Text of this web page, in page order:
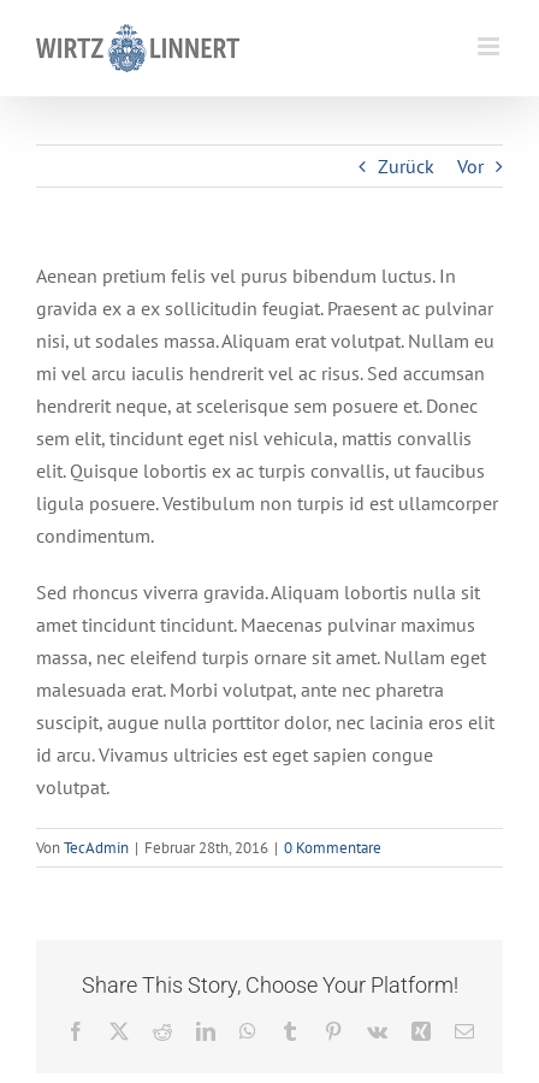
Zurück Vor
Aenean pretium felis vel purus bibendum luctus. In
gravida ex a ex sollicitudin feugiat. Praesent ac pulvinar
nisi, ut sodales massa. Aliquam erat volutpat. Nullam eu
mi vel arcu iaculis hendrerit vel ac risus. Sed accumsan
hendrerit neque, at scelerisque sem posuere et. Donec
sem elit, tincidunt eget nisl vehicula, mattis convallis
elit. Quisque lobortis ex ac turpis convallis, ut faucibus
ligula posuere. Vestibulum non turpis id est ullamcorper
condimentum.
Sed rhoncus viverra gravida. Aliquam lobortis nulla sit
amet tincidunt tincidunt. Maecenas pulvinar maximus
massa, nec eleifend turpis ornare sit amet. Nullam eget
malesuada erat. Morbi volutpat, ante nec pharetra
suscipit, augue nulla porttitor dolor, nec lacinia eros elit
id arcu. Vivamus ultricies est eget sapien congue
volutpat.
VonTecAdmin | Februar 28th, 2016 | 0 Kommentare
Share This Story, Choose Your Platform!
Facebook RedditLinkedInWhatsApp
Tumblr Pinterest
Vk Xing E-